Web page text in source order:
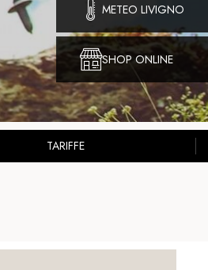
METEO LIVIGNO
SHOP ONLINE
TARIFFE